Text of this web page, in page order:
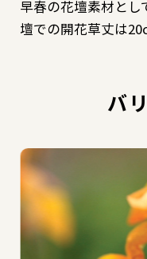
早春の花壇素材とし
壇での開花草丈は
バ